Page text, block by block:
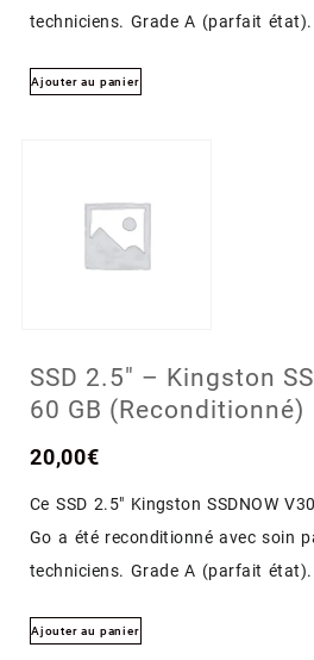
techniciens. Grade A (parfait état).
Ajouter au panier
SSD 2.5″ – Kingston
60 GB (Reconditionné)
20,00€
Ce SSD 2.5″ Kingston SSDNOW
Go a été reconditionné avec soin
techniciens. Grade A (parfait état).
Ajouter au panier